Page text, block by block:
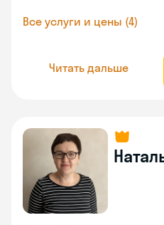
Все услуги и цены (4)
Читать дальше